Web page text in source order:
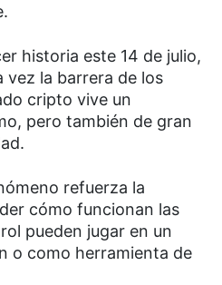
historia este 14 de julio,
vez la barrera de los
cripto vive un
pero también de gran
refuerza la
cómo funcionan las
pueden jugar en un
o como herramienta de